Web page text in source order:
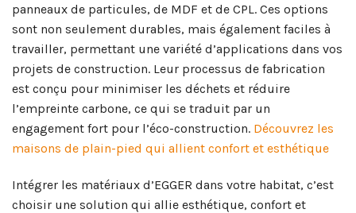
panneaux de particules, de MDF et de CPL. Ces options
sont non seulement durables, mais également faciles à
travailler, permettant une variété d’applications dans vos
projets de construction. Leur processus de fabrication
est conçu pour minimiser les déchets et réduire
l’empreinte carbone, ce qui se traduit par un
engagement fort pour l’éco-construction. Découvrez les
maisons de plain-pied qui allient confort et esthétique
Intégrer les matériaux d’EGGER dans votre habitat, c’est
choisir une solution qui allie esthétique, confort et